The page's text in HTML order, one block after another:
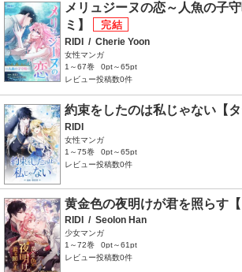
メリュジーヌの恋～人魚の子
ミ】
RIDI / Cherie Yoon
女性マンガ
1～67巻
0pt～65pt
レビュー投稿数0件
約束をしたのは私じゃない【タ
RIDI
女性マンガ
1～75巻
0pt～65pt
レビュー投稿数0件
黄金色の夜明けが君を照らす【
RIDI / Seolon Han
少女マンガ
1～72巻
0pt～61pt
レビュー投稿数0件